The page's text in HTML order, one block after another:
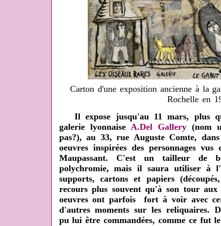
Carton d'une exposition ancienne à la
Rochelle en
Il expose jusqu'au 11 mars, plus
galerie lyonnaise A.Del Gallery(nom
pas?), au 33, rue Auguste Comte,
oeuvres inspirées des personnages
Maupassant. C'est un tailleur
polychromie, mais il saura utiliser à
supports, cartons et papiers
recours plus souvent qu'à son tour aux
oeuvres ont parfois fort à voir avec
d'autres moments sur les reliquaires.
pu lui être commandées, comme ce fut